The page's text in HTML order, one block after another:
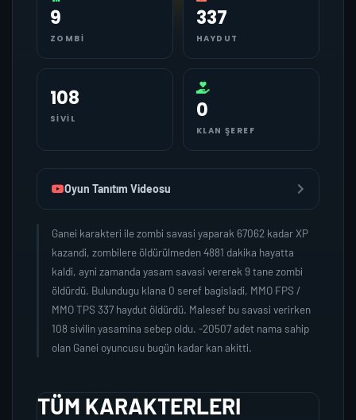
9
ZOMBI
337
HAYDUT
108
SIVIL 0
KLAN ŞEREF
Oyun Tanıtım Videosu
Ganei karakteri ile zombi savasi yaparak 67062 kadar XP
kazandi, zombilere öldürülmeden 4881 dakika hayatta
kaldi, ayni zamanda yasam savasi vererek 9 tane zombi
öldürdü. Bulundugu klana 0 seref bagisladi, MMO FPS /
MMO TPS 337 haydut öldürdü. Malesef bu savasi verirken
108 sivilin yasamina sebep oldu. -20507 adet nama sahip
olan Ganei oyuncusu bugün kadar kan akitti.
TÜM KARAKTERLERI